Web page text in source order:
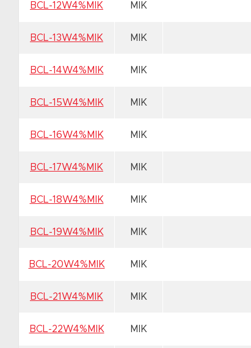
BCL-12W4%MIK MIK
BCL-13W4%MIK MIK
BCL-14W4%MIK MIK
BCL-15W4%MIK MIK
BCL-16W4%MIK MIK
BCL-17W4%MIK MIK
BCL-18W4%MIK MIK
BCL-19W4%MIK MIK
BCL-20W4%MIK MIK
BCL-21W4%MIK MIK
BCL-22W4%MIK MIK